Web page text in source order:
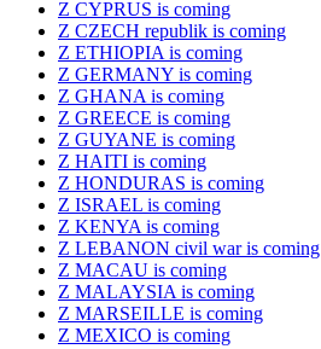
Z CYPRUS is coming
Z CZECH republik is coming
Z ETHIOPIA is coming
Z GERMANY is coming
Z GHANA is coming
Z GREECE is coming
Z GUYANE is coming
Z HAITI is coming
Z HONDURAS is coming
Z ISRAEL is coming
Z KENYA is coming
Z LEBANON civil war is coming
Z MACAU is coming
Z MALAYSIA is coming
Z MARSEILLE is coming
Z MEXICO is coming